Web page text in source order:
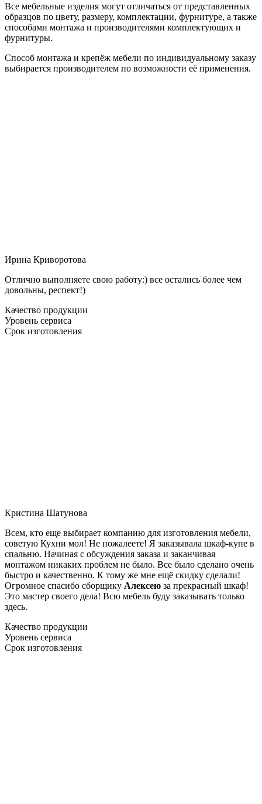
Все мебельные изделия могут отличаться от представленных
образцов по цвету, размеру, комплектации, фурнитуре, а также
способами монтажа и производителями комплектующих и
фурнитуры.
Способ монтажа и крепёж мебели по индивидуальному заказу
выбирается производителем по возможности её применения.
Ирина Криворотова
Отлично выполняете свою работу:) все остались более чем
довольны, респект!)
Качество продукции
Уровень сервиса
Срок изготовления
Кристина Шатунова
Всем, кто еще выбирает компанию для изготовления мебели,
советую Кухни мол! Не пожалеете! Я заказывала шкаф-купе в
спальню. Начиная с обсуждения заказа и заканчивая
монтажом никаких проблем не было. Все было сделано очень
быстро и качественно. К тому же мне ещё скидку сделали!
Огромное спасибо сборщику Алексею за прекрасный шкаф!
Это мастер своего дела! Всю мебель буду заказывать только
здесь.
Качество продукции
Уровень сервиса
Срок изготовления